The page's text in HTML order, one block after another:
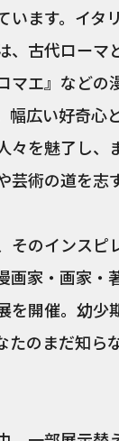
います。イタ
、古代ローマ
マエ』などの
幅広い好奇心
々を魅了し、
芸術の道を志
そのインスピ
画家・画家・
を開催。幼少
たのまだ知ら